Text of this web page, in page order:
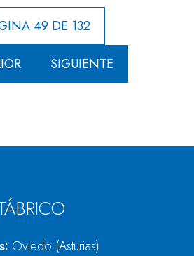
49 DE 132
SIGUIENTE
Oviedo (Asturias)